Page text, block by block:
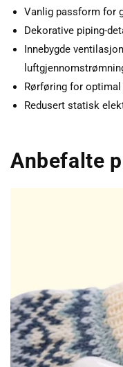
Vanlig passform for
Dekorative piping-
Innebygde
Rørføring for
Redusert statisk
Anbefalte